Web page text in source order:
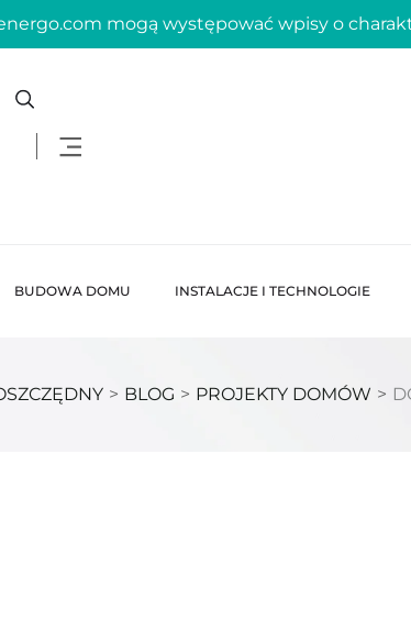
mogą występować wpisy o
BUDOWA DOMU INSTALACJE I TECHNOLOGIE
> BLOG > PROJEKTY DOMÓW >